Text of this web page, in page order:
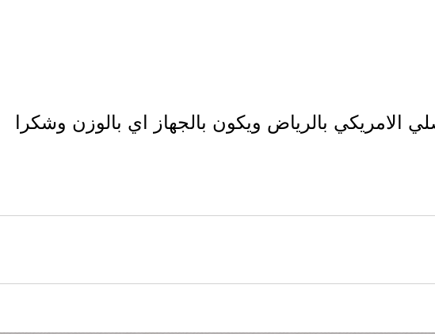
الامريكي بالرياض ويكون بالجهاز اي بالوزن وشكرا